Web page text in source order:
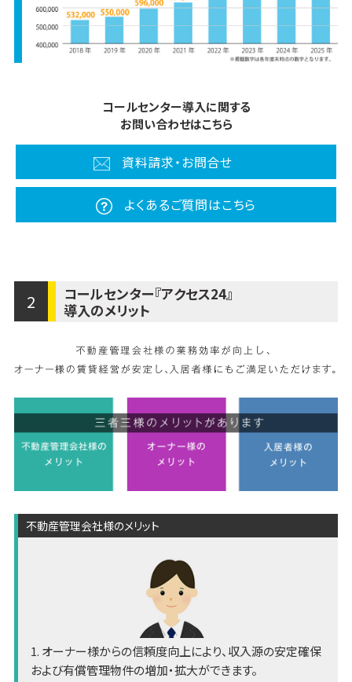
コールセンター導入に関する
お問い合わせはこちら
資料請求・お問合せ
よくあるご質問はこちら
2
コールセンター『アクセス24』
導入のメリット
不動産管理会社様のメリット
1. オーナー様からの信頼度向上により、収入源の安定確保
および有償管理物件の増加・拡大ができます。